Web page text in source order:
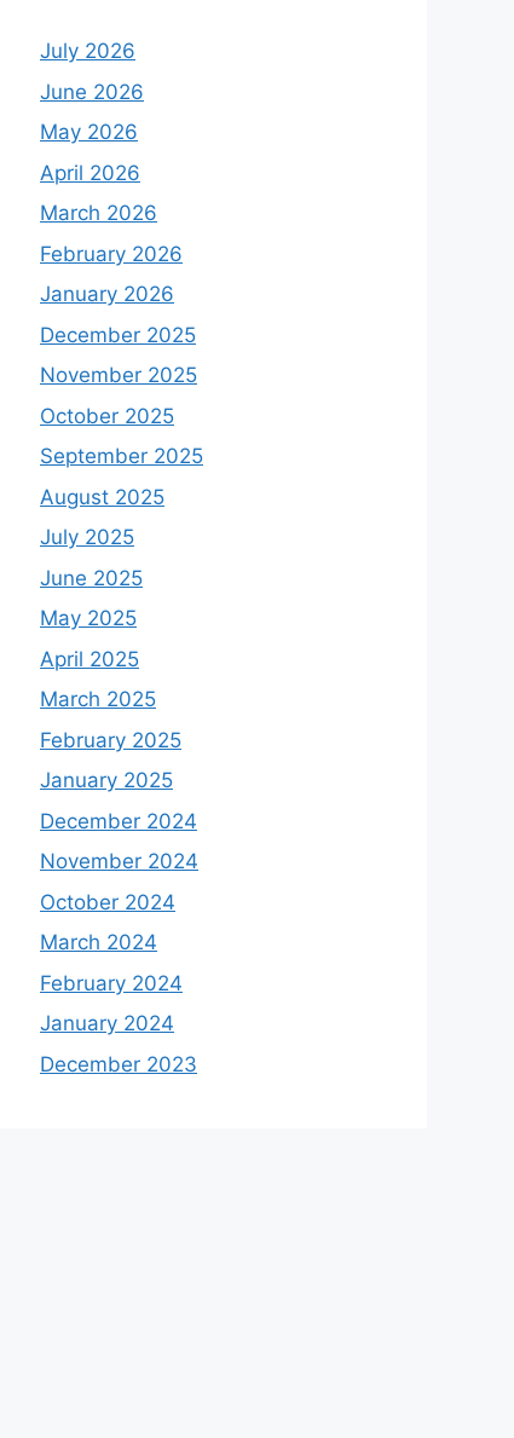
July 2026
June 2026
May 2026
April 2026
March 2026
February 2026
January 2026
December 2025
November 2025
October 2025
September 2025
August 2025
July 2025
June 2025
May 2025
April 2025
March 2025
February 2025
January 2025
December 2024
November 2024
October 2024
March 2024
February 2024
January 2024
December 2023